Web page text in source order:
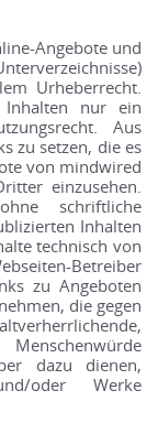
Angebote und
Urheberrecht.
nur ein
Aus
zu setzen, die es
von mindwired
einzusehen.
schriftliche
Inhalten
technisch von
Betreiber
zu Angeboten
die gegen
dazu dienen,
oder Werke